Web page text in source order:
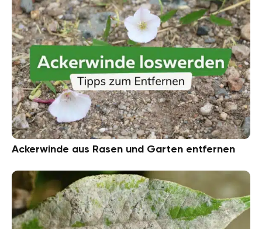
Ackerwinde aus Rasen und Garten entfernen